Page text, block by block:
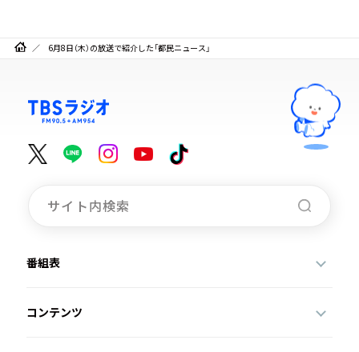
6月8日（木）の放送で紹介した「都民ニュース」
番組表
コンテンツ